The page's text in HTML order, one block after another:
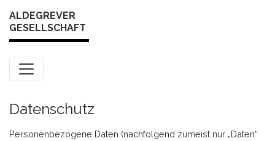
ALDEGREVER
GESELLSCHAFT
Datenschutz
Personenbezogene Daten (nachfolgend zumeist nur „Daten“